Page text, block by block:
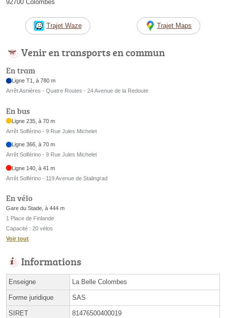
92700 Colombes
Trajet Waze Trajet Maps
Venir en transports en commun
En tram
Ligne T1, à 780 m
Arrêt Asnières - Quatre Routes - 24 Avenue de la Redoute
En bus
Ligne 235, à 70 m
Arrêt Solférino - 9 Rue Jules Michelet
Ligne 366, à 70 m
Arrêt Solférino - 9 Rue Jules Michelet
Ligne 140, à 41 m
Arrêt Solférino - 119 Avenue de Stalingrad
En vélo
Gare du Stade, à 444 m
1 Place de Finlande
Capacité : 20 vélos
Voir tout
Informations
Enseigne La Belle Colombes
Forme juridique SAS
SIRET 81476500400019